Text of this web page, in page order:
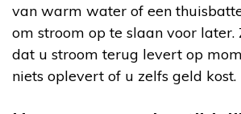
van warm water of een
om stroom op te slaan voor later.
dat u stroom terug levert op
niets oplevert of u zelfs geld kost.